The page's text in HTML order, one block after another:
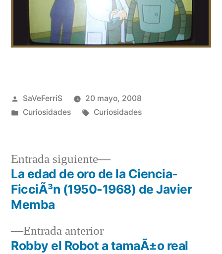
Publicado
por
SaVeFerriS
20 mayo, 2008
Publicado
Curiosidades Etiquetas:
Curiosidades
Navegación
de
entradas
Entrada anteriorEntrada
anterior:
Robby el Robot a tamaÃ±o real
Entrada siguiente
Entrada
siguiente:
La edad de oro de la Ciencia-
FicciÃ³n (1950-1968) de Javier
Memba